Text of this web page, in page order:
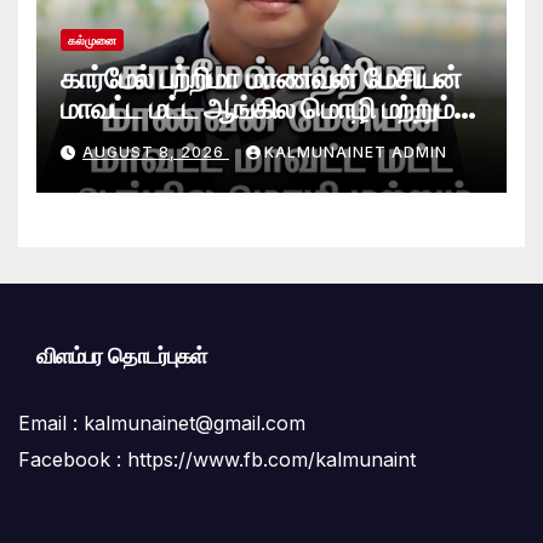
கல்முனை
கார்மேல் பற்றிமா மாணவன் மேசியன்
மாவட்ட மட்ட ஆங்கில மொழி மற்றும்
நாடகப் போட்டியில் சாதனை!
AUGUST 8, 2026 KALMUNAINET ADMIN
விளம்பர தொடர்புகள்
Email : kalmunainet@gmail.com
Facebook : https://www.fb.com/kalmunaint